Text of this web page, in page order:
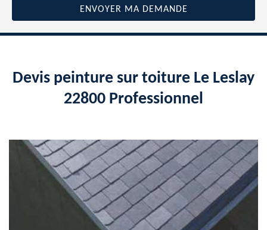
Devis peinture sur toiture Le Leslay
22800 Professionnel